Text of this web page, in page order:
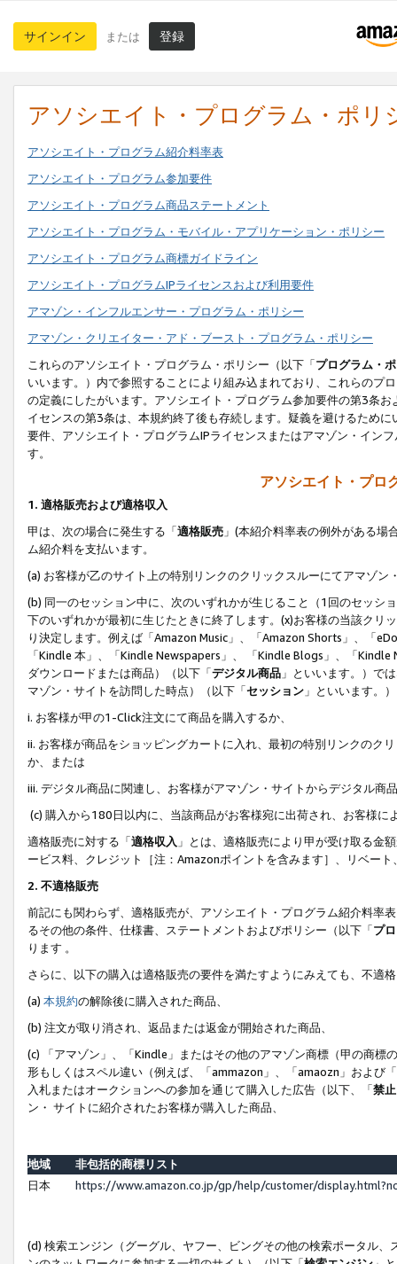
サインイン または 登録
アソシエイト・プログラム・ポリ
アソシエイト・プログラム紹介料率表
アソシエイト・プログラム参加要件
アソシエイト・プログラム商品ステートメント
アソシエイト・プログラム・モバイル・アプリケーション・ポリシー
アソシエイト・プログラム商標ガイドライン
アソシエイト・プログラムIPライセンスおよび利用要件
アマゾン・インフルエンサー・プログラム・ポリシー
アマゾン・クリエイター・アド・ブースト・プログラム・ポリシー
これらのアソシエイト・プログラム・ポリシー（以下「プログラム・
いいます。）内で参照することにより組み込まれており、これらのプ
の定義にしたがいます。アソシエイト・プログラム参加要件の第3条
イセンスの第3条は、本規約終了後も存続します。疑義を避けるため
要件、アソシエイト・プログラムIPライセンスまたはアマゾン・イン
す。
アソシエイト・プロ
1. 適格販売および適格収入
甲は、次の場合に発生する「適格販売 」(本紹介料率表の例外がある
ム紹介料を支払います。
(a) お客様が乙のサイト上の特別リンクのクリックスルーにてアマゾン
(b) 同一のセッション中に、次のいずれかが生じること（1回のセッシ
下のいずれかが最初に生じたときに終了します。(x)お客様の当該ク
り決定します。例えば「Amazon Music」、「Amazon Shorts」、「
「Kindle 本」、「Kindle Newspapers」、 「Kindle Blogs」、「
ダウンロードまたは商品）（以下「デジタル商品 」といいます。）で
マゾン・サイトを訪問した時点）（以下「セッション 」といいます。
i. お客様が甲の1-Click注文にて商品を購入するか、
ii. お客様が商品をショッピングカートに入れ、最初の特別リンクのク
か、または
iii. デジタル商品に関連し、お客様がアマゾン・サイトからデジタル
(c) 購入から180日以内に、当該商品がお客様宛に出荷され、お客様
適格販売に対する「適格収入 」とは、適格販売により甲が受け取る金
ービス料、クレジット［注：Amazonポイントを含みます］、リベー
2. 不適格販売
前記にも関わらず、適格販売が、アソシエイト・プログラム紹介料率
るその他の条件、仕様書、ステートメントおよびポリシー（以下「プ
ります 。
さらに、以下の購入は適格販売の要件を満たすようにみえても、不適
(a) 本規約の解除後に購入された商品、
(b) 注文が取り消され、返品または返金が開始された商品、
(c) 「アマゾン」、「Kindle」またはその他のアマゾン商標（甲の商
形もしくはスペル違い（例えば、「ammazon」、「amaozn」および
入札またはオークションへの参加を通じて購入した広告（以下、「禁
ン・ サイトに紹介されたお客様が購入した商品、
地域
非包括的商標リスト
日本
https://www.amazon.co.jp/gp/help/customer/
(d) 検索エンジン（グーグル、ヤフー、ビングその他の検索ポータル